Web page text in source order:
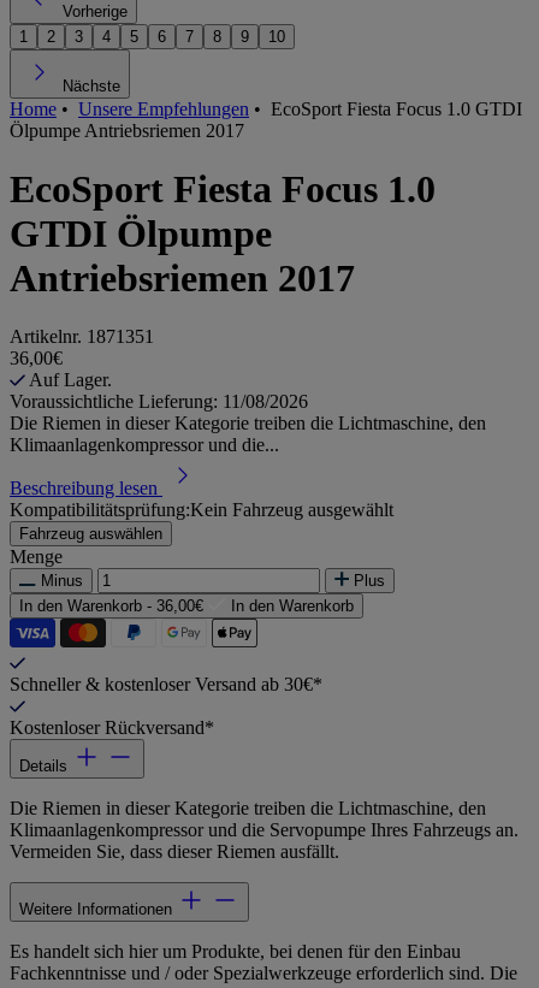
Vorherige
1
2 3 4 5 6 7 8 9 10
Nächste
Home • Unsere Empfehlungen • EcoSport Fiesta Focus 1.0 GTDI
Ölpumpe Antriebsriemen 2017
EcoSport Fiesta Focus 1.0
GTDI Ölpumpe
Antriebsriemen 2017
Artikelnr. 1871351
36,00€
Auf Lager.
Voraussichtliche Lieferung: 11/08/2026
Die Riemen in dieser Kategorie treiben die Lichtmaschine, den
Klimaanlagenkompressor und die...
Beschreibung lesen
Kompatibilitätsprüfung:Kein Fahrzeug ausgewählt
Fahrzeug auswählen
Menge
Minus
Plus
In den Warenkorb - 36,00€ In den Warenkorb
Schneller & kostenloser Versand ab 30€*
Kostenloser Rückversand*
Details
Die Riemen in dieser Kategorie treiben die Lichtmaschine, den
Klimaanlagenkompressor und die Servopumpe Ihres Fahrzeugs an.
Vermeiden Sie, dass dieser Riemen ausfällt.
Weitere Informationen
Es handelt sich hier um Produkte, bei denen für den Einbau
Fachkenntnisse und / oder Spezialwerkzeuge erforderlich sind. Die